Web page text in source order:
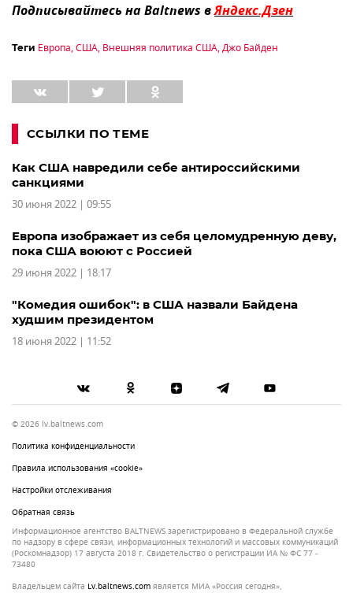
Подписывайтесь на Baltnews вЯндекс.Дзен
Теги Европа,США, Внешняя политика США,Джо Байден
ССЫЛКИ ПО ТЕМЕ
Как США навредили себе антироссийскими
санкциями
30 июня 2022 | 09:55
Европа изображает из себя целомудренную деву,
пока США воюют с Россией
29 июня 2022 | 18:17
"Комедия ошибок": в США назвали Байдена
худшим президентом
18 июня 2022 | 11:52
© 2026 lv.baltnews.com
Политика конфиденциальности
Правила использования «cookie»
Настройки отслеживания
Обратная связь
Информационное агентство BALTNEWS зарегистрировано в Федеральной службе
по надзору в сфере связи, информационных технологий и массовых коммуникаций
(Роскомнадзор) 17 августа 2018 г. Свидетельство о регистрации ИА № ФС 77 -
73480
Владельцем сайта lv.baltnews.com является МИА «Россия сегодня»,